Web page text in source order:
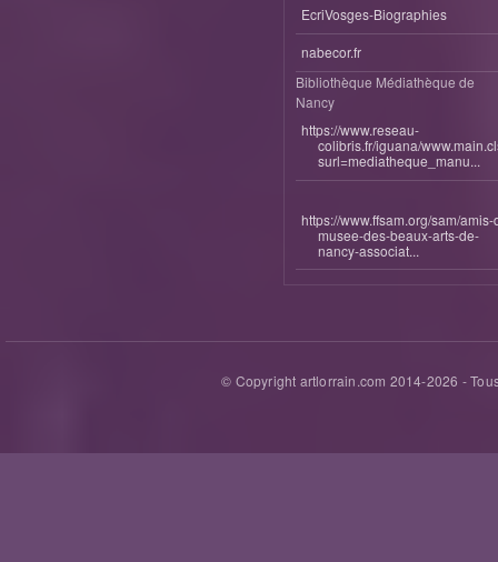
EcriVosges-Biographies
nabecor.fr
Bibliothèque Médiathèque de
Nancy
https://www.reseau-
colibris.fr/iguana/
surl=mediatheque_manu...
https://www.ffsam.org/sam/amis-
musee-des-beaux-arts-de-
nancy-associat...
© Copyright artlorrain.com 2014-2026 -